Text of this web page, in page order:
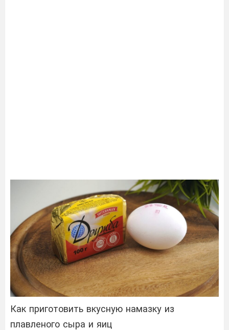
Как приготовить вкусную намазку из
плавленого сыра и яиц